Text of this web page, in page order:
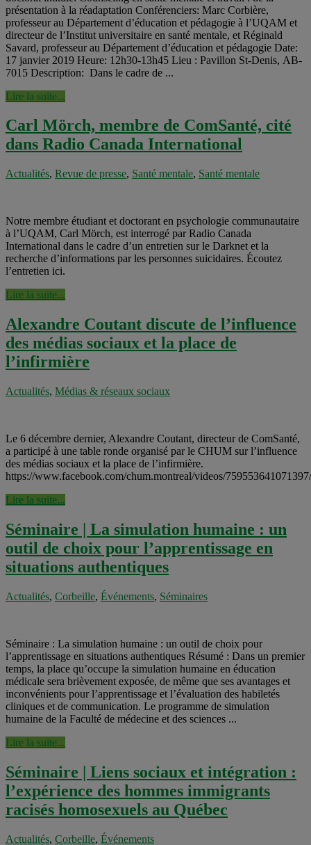
présentation à la réadaptation Conférenciers: Marc Corbière,
professeur au Département d’éducation et pédagogie à l’UQAM et
directeur de l’Institut universitaire en santé mentale, et Réginald
Savard, professeur au Département d’éducation et pédagogie Date:
17 janvier 2019 Heure: 12h30-13h45 Lieu : Pavillon St-Denis, AB-
7015 Description: Dans le cadre de ...
Lire la suite...
Carl Mörch, membre de ComSanté, cité
dans Radio Canada International
Actualités, Revue de presse, Santé mentale, Santé mentale
Notre membre étudiant et doctorant en psychologie communautaire
à l’UQAM, Carl Mörch, est interrogé par Radio Canada
International dans le cadre d’un entretien sur le Darknet et la
recherche d’informations par les personnes suicidaires. Écoutez
l’entretien ici.
Lire la suite...
Alexandre Coutant discute de l’influence
des médias sociaux et la place de
l’infirmière
Actualités, Médias & réseaux sociaux
Le 6 décembre dernier, Alexandre Coutant, directeur de ComSanté,
a participé à une table ronde organisé par le CHUM sur l’influence
des médias sociaux et la place de l’infirmière.
https://www.facebook.com/chum.montreal/videos/
Lire la suite...
Séminaire | La simulation humaine : un
outil de choix pour l’apprentissage en
situations authentiques
Actualités, Corbeille, Événements, Séminaires
Séminaire : La simulation humaine : un outil de choix pour
l’apprentissage en situations authentiques Résumé : Dans un premier
temps, la place qu’occupe la simulation humaine en éducation
médicale sera brièvement exposée, de même que ses avantages et
inconvénients pour l’apprentissage et l’évaluation des habiletés
cliniques et de communication. Le programme de simulation
humaine de la Faculté de médecine et des sciences ...
Lire la suite...
Séminaire | Liens sociaux et intégration :
l’expérience des hommes immigrants
racisés homosexuels au Québec
Actualités, Corbeille, Événements